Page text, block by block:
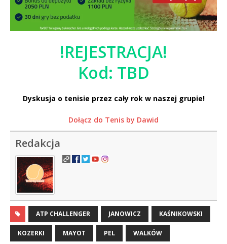
!REJESTRACJA!
Kod: TBD
Dyskusja o tenisie przez cały rok w naszej grupie!
Dołącz do Tenis by Dawid
Redakcja
ATP CHALLENGER JANOWICZ KAŚNIKOWSKI
KOZERKI MAYOT PEL WALKÓW